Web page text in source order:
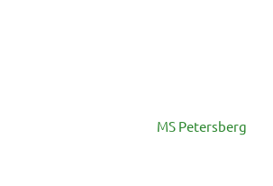
MS Petersberg